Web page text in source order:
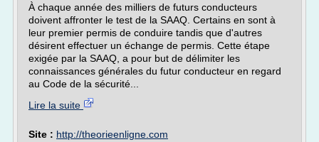
À chaque année des milliers de futurs conducteurs
doivent affronter le test de la SAAQ. Certains en sont à
leur premier permis de conduire tandis que d'autres
désirent effectuer un échange de permis. Cette étape
exigée par la SAAQ, a pour but de délimiter les
connaissances générales du futur conducteur en regard
au Code de la sécurité...
Lire la suite
Site : http://theorieenligne.com